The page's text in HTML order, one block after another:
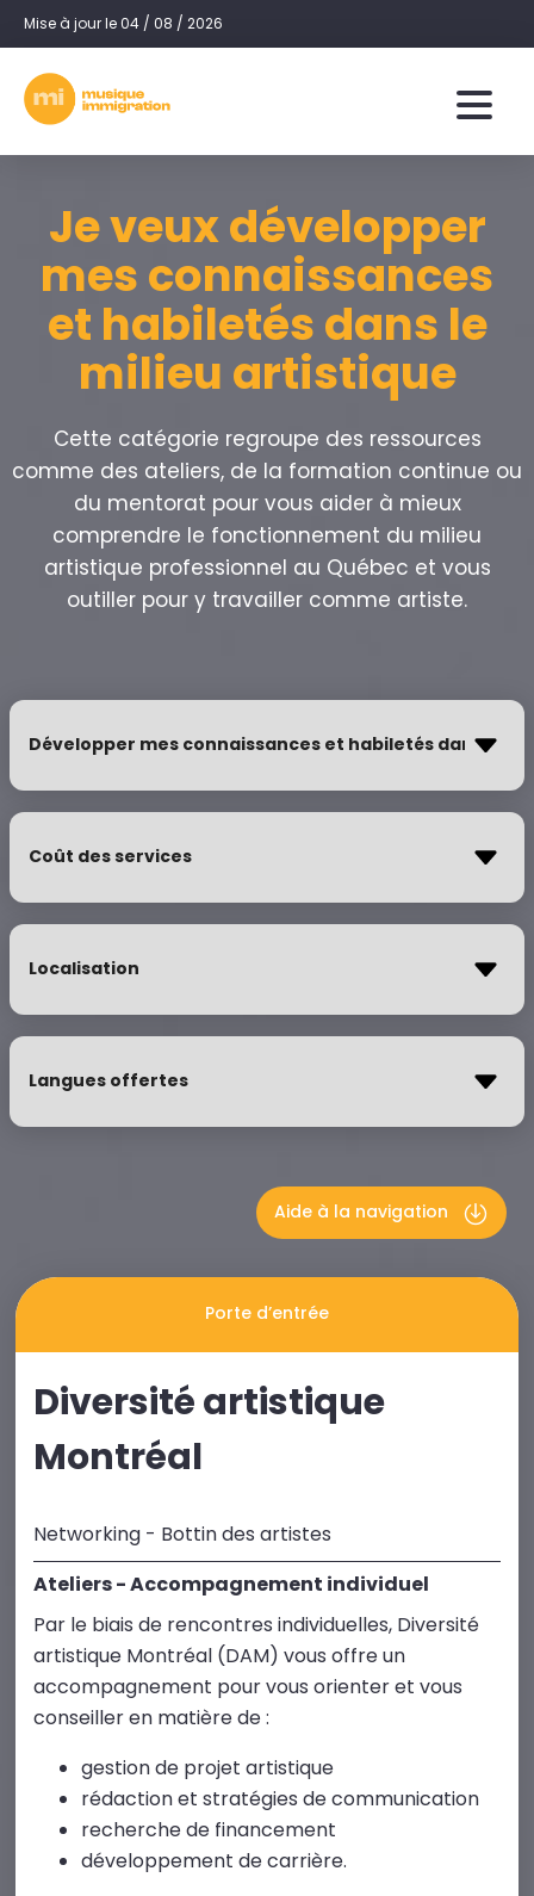
Mise à jour le 04 / 08 / 2026
Je veux développer
mes connaissances
et habiletés dans le
milieu artistique
Cette catégorie regroupe des ressources
comme des ateliers, de la formation continue ou
du mentorat pour vous aider à mieux
comprendre le fonctionnement du milieu
artistique professionnel au Québec et vous
outiller pour y travailler comme artiste.
Aide à la navigation
Porte d’entrée
Diversité artistique
Montréal
Networking - Bottin des artistes
Ateliers - Accompagnement individuel
Par le biais de rencontres individuelles, Diversité
artistique Montréal (DAM) vous offre un
accompagnement pour vous orienter et vous
conseiller en matière de :
gestion de projet artistique
rédaction et stratégies de communication
recherche de financement
développement de carrière.